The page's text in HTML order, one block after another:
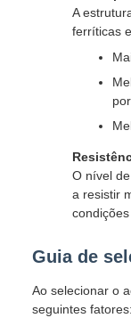
A
ferríticas
O nível
a resistir
Guia de
Ao selecionar o
seguintes fatores: